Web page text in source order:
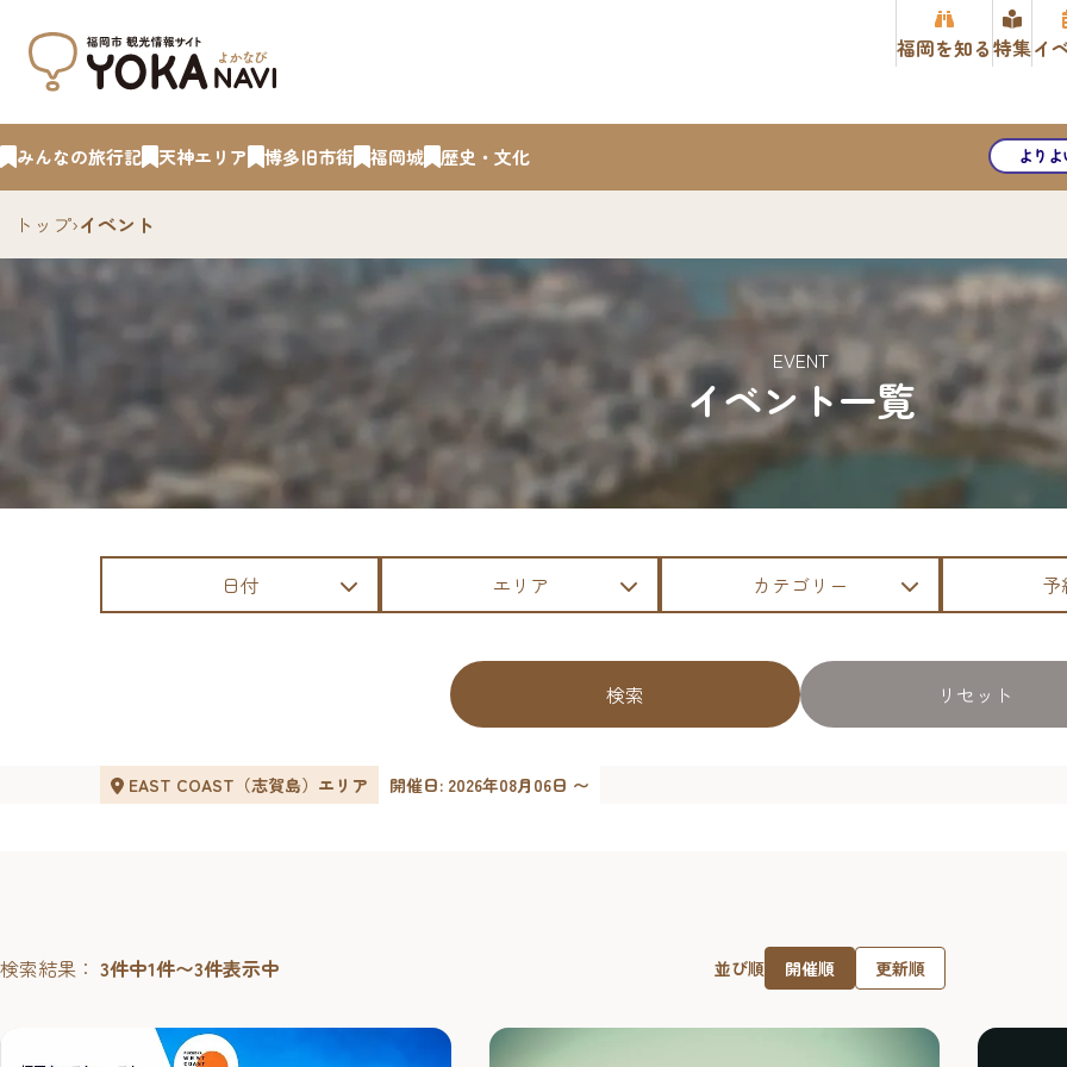
福岡を知る特集イ
みんなの旅行記 天神エリア 博多旧市街 福岡城 歴史・文化 より
トップ›イベント
イベント一覧
EVENT
日付 エリア カテゴリー 予
検索 リセット
EAST COAST（志賀島）エリア 開催日: 2026年08月06日 〜
検索結果： 3件中1件〜3件表示中 並び順 開催順 更新順